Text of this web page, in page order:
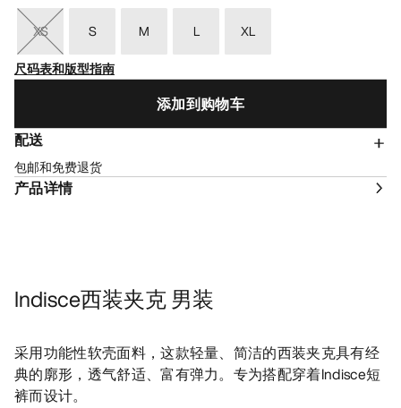
XS S M L
XL
尺码表和版型指南
添加到购物车
配送
包邮和免费退货
产品详情
Indisce西装夹克 男装
采用功能性软壳面料，这款轻量、简洁的西装夹克具有经
典的廓形，透气舒适、富有弹力。专为搭配穿着Indisce短
裤而设计。